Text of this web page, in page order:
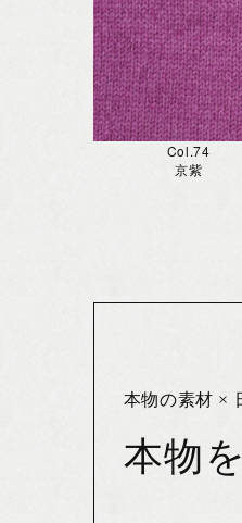
Col.74
京紫
本物の素材 ×
本物